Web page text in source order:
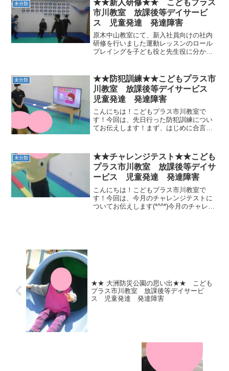
月から何年生になるのか上手...
未分類
★★新人研修★★ こどもプラス
市川教室 放課後等デイサービ
ス 児童発達 発達障害
原木中山教室にて、新入社員向けの社内
研修を行いました運動レッスンのロール
プレイングを子ども役と先生役に分かれ
誘ったりする等、アクティブに楽しく行
えました最後は参加した社...
未分類
★★防犯訓練★★こどもプラス市
川教室 放課後等デイサービス
児童発達 発達障害
こんにちは！こどもプラス市川教室で
す！今回は、先日行った防犯訓練につい
てお伝えします！まず、はじめに合言葉
ないお おおごえをだすす す
ぐにげるし しらせるで...
未分類
★★チャレンジテスト★★こども
プラス市川教室 放課後等デイサ
ービス 児童発達 発達障害
こんにちは！こどもプラス市川教室で
す！今回は、今月のチャレンジテストに
ついてお伝えします(*^^*)今月のチャレン
★★ 大洲防災公園の思い出★★ こども
プラス市川教室 放課後等デイサービ
ス 児童発達 発達障害